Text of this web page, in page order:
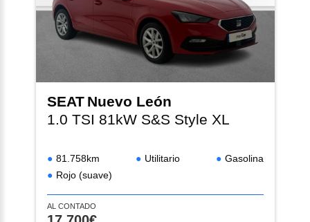
SEAT Nuevo León
1.0 TSI 81kW S&S Style XL
81.758km Utilitario
Gasolina
Rojo (suave)
AL CONTADO